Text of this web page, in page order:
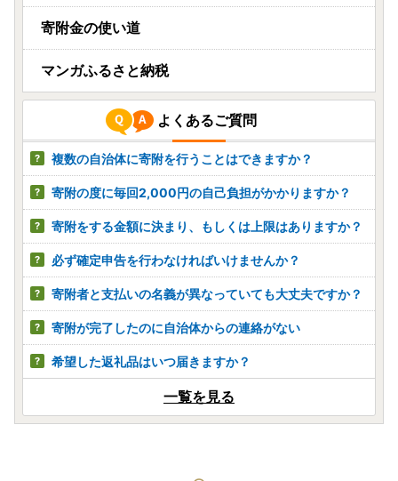
寄附金の使い道
マンガふるさと納税
よくあるご質問
複数の自治体に寄附を行うことはできますか？
寄附の度に毎回2,000円の自己負担がかかりますか？
寄附をする金額に決まり、もしくは上限はありますか？
必ず確定申告を行わなければいけませんか？
寄附者と支払いの名義が異なっていても大丈夫ですか？
寄附が完了したのに自治体からの連絡がない
希望した返礼品はいつ届きますか？
一覧を見る